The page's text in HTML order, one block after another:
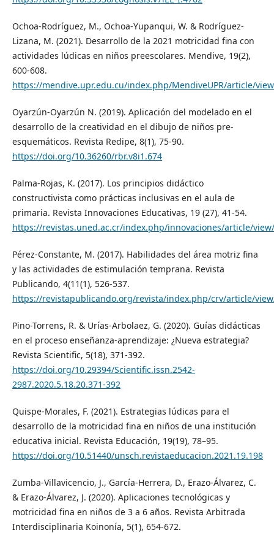
Ochoa-Rodríguez, M., Ochoa-Yupanqui, W. & Rodríguez-
Lizana, M. (2021). Desarrollo de la 2021 motricidad fina con
actividades lúdicas en niños preescolares. Mendive, 19(2),
600-608.
https://mendive.upr.edu.cu/index.php/MendiveUPR/article/
Oyarzún-Oyarzún N. (2019). Aplicación del modelado en el
desarrollo de la creatividad en el dibujo de niños pre-
esquemáticos. Revista Redipe, 8(1), 75-90.
https://doi.org/10.36260/rbr.v8i1.674
Palma-Rojas, K. (2017). Los principios didáctico
constructivista como prácticas inclusivas en el aula de
primaria. Revista Innovaciones Educativas, 19 (27), 41-54.
https://revistas.uned.ac.cr/index.php/innovaciones/article/
Pérez-Constante, M. (2017). Habilidades del área motriz fina
y las actividades de estimulación temprana. Revista
Publicando, 4(11(1), 526-537.
https://revistapublicando.org/revista/index.php/crv/article/
Pino-Torrens, R. & Urías-Arbolaez, G. (2020). Guías didácticas
en el proceso enseñanza-aprendizaje: ¿Nueva estrategia?
Revista Scientific, 5(18), 371-392.
https://doi.org/10.29394/Scientific.issn.2542-
2987.2020.5.18.20.371-392
Quispe-Morales, F. (2021). Estrategias lúdicas para el
desarrollo de la motricidad fina en niños de una institución
educativa inicial. Revista Educación, 19(19), 78–95.
https://doi.org/10.51440/unsch.revistaeducacion.2021.19.198
Zumba-Villavicencio, J., García-Herrera, D., Erazo-Álvarez, C.
& Erazo-Álvarez, J. (2020). Aplicaciones tecnológicas y
motricidad fina en niños de 3 a 6 años. Revista Arbitrada
Interdisciplinaria Koinonía, 5(1), 654-672.